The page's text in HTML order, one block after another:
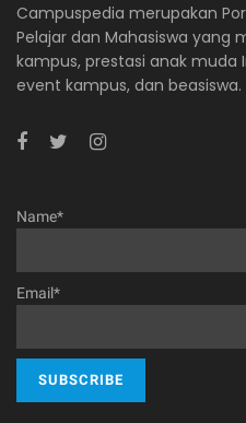
Campuspedia merupakan
Pelajar dan Mahasiswa yang
kampus, prestasi anak muda
event kampus, dan beasiswa.
Name*
Email*